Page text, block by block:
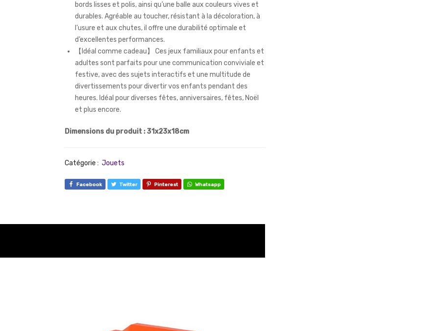
bords lisses et polis, ainsi qu’une balle aux couleurs vives et
durables. Agréable au toucher, résistant à la décoloration, à
l’usure et aux chutes, il offre une durabilité optimale et
d’excellentes performances.
【Idéal comme cadeau】 Ces jeux familiaux pour enfants et
adultes sont parfaits pour une communication conviviale et
festive, avec des sujets interactifs et une multitude de
divertissements pour divertir vos enfants pendant des
heures. Idéal pour diverses fêtes, anniversaires, fêtes, Noël
et plus encore.
Dimensions du produit : 31x23x18cm
Catégorie : Jouets
Facebook Twitter Pinterest Whatsapp